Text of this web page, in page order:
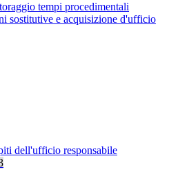
tempi procedimentali
sostitutive e acquisizione d'ufficio
dell'ufficio responsabile